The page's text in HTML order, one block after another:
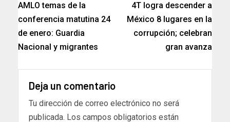
AMLO temas de la
conferencia matutina 24
de enero: Guardia
Nacional y migrantes
4T logra descender a
México 8 lugares en la
corrupción; celebran
gran avanza
Deja un comentario
Tu dirección de correo electrónico no será
publicada. Los campos obligatorios están